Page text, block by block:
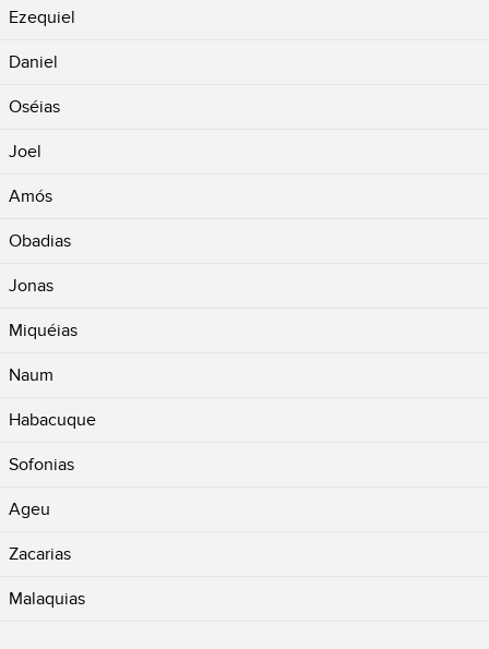
Ezequiel
Daniel
Oséias
Joel
Amós
Obadias
Jonas
Miquéias
Naum
Habacuque
Sofonias
Ageu
Zacarias
Malaquias